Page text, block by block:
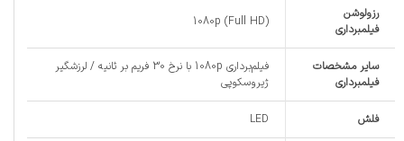
رزولوشن
فیلمبرداری
1080p (Full HD)
سایر مشخصات
فیلمبرداری
فیلم‌برداری 1080p با نرخ 30 فریم بر ثانیه / لرزشگیر
ژیروسکوپی
فلش LED